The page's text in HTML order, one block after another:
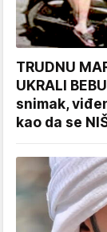
TRUDNU
UKRALI
snimak,
kao da se